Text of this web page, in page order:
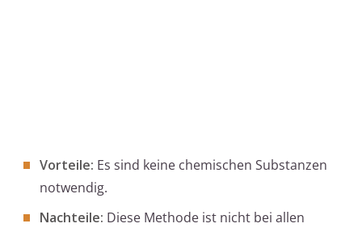
Vorteile: Es sind keine chemischen Substanzen
notwendig.
Nachteile: Diese Methode ist nicht bei allen